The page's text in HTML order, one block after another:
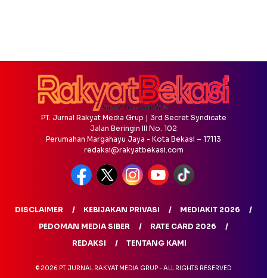
PT. Jurnal Rakyat Media Grup | 3rd Secret Syndicate
Jalan Beringin III No. 102
Perumahan Margahayu Jaya - Kota Bekasi – 17113
redaksi@rakyatbekasi.com
DISCLAIMER KEBIJAKAN PRIVASI
MEDIAKIT 2026
PEDOMAN MEDIA SIBER
RATE CARD 2026
REDAKSI
TENTANG KAMI
© 2026 PT. JURNAL RAKYAT MEDIA GRUP - ALL RIGHTS RESERVED